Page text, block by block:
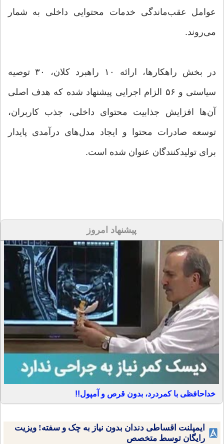
عوامل عقب‌ماندگی خدمات محتوایی داخلی به شمار
می‌روند.
در بخش راهکارها، ارائه ۱۰ راهبرد کلان، ۳۰ توصیه
سیاستی و ۵۶ الزام اجرایی پیشنهاد شده که هدف اصلی
آن‌ها افزایش جذابیت محتوای داخلی، جذب کاربران،
توسعه صادرات محتوا و ایجاد مدل‌های درآمدی پایدار
برای تولیدکنندگان عنوان شده است.
پیشنهاد امروز
خداحافظی با کمردرد، بدون قرص و آمپول!!
ایمپلنت اقساطی دندان بدون نیاز به چک و سفته! ویزیت
رایگان توسط متخصص